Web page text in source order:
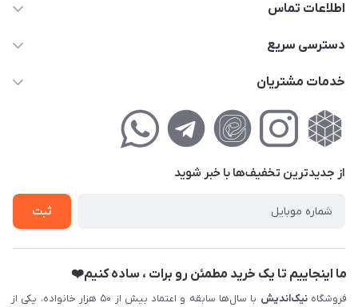
اطلاعات تماس
02177111474
کوچه گلریز 4 غربی ، پلاک 13
دسترسی سریع
حساب کاربری
لیست محصولات
خدمات مشتریان
راهنمای‌خرید‌آنلاین
حریم خصوصی
فروش‌اقساطی
از جدید‌ترین تخفیف‌ها با‌ خبر شوید
ثبت
ما اینجاییم تا یک خرید مطمئن رو برات ، ساده کنیم❤️
فروشگاهنیک‌اندیش
با سال‌ها سابقه و اعتماد بیش از ۵۰ هزار خانواده، یکی از